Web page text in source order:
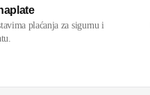
plaćanja za sigurnu i